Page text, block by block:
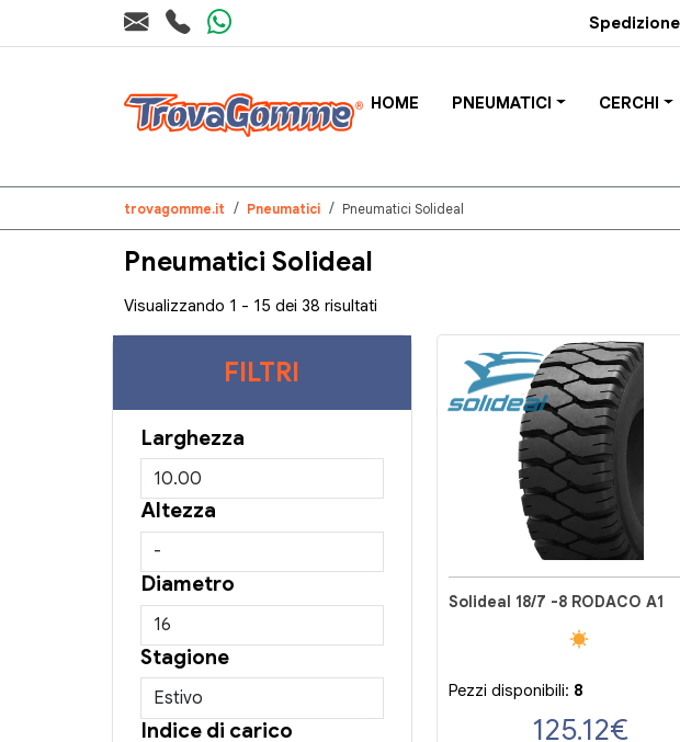
HOME PNEUMATICI CERCHI
trovagomme.it Pneumatici Pneumatici Solideal
Pneumatici Solideal
Visualizzando 1 - 15 dei 38 risultati
FILTRI
Larghezza
Altezza
Diametro
Stagione
Indice di carico
Solideal 18/7 -8 RODACO A1
Pezzi disponibili: 8
125.12€